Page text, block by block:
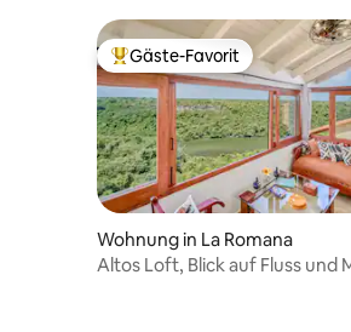
Beliebter Gäste-Favorit.
Gäste-Favorit
Wohnung in La Romana
Altos Loft, Blick auf Fluss und